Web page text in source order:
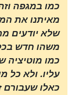
כמו במגפה
מאיתנו את
שלא יודעים
משהו חדש
כמו מוטיציה
עליו. ולא כל
כאלו